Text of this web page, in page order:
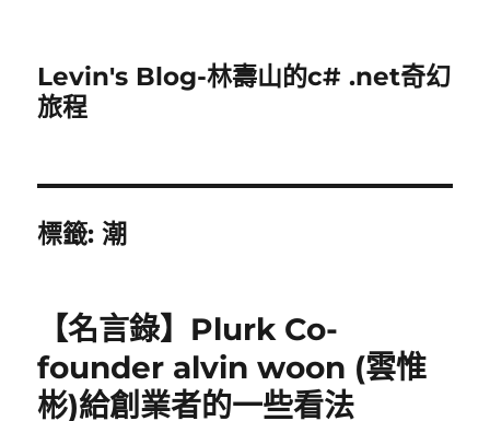
Levin's Blog-林壽山的c# .net奇幻
旅程
標籤:潮
【名言錄】Plurk Co-
founder alvin woon (雲惟
彬)給創業者的一些看法